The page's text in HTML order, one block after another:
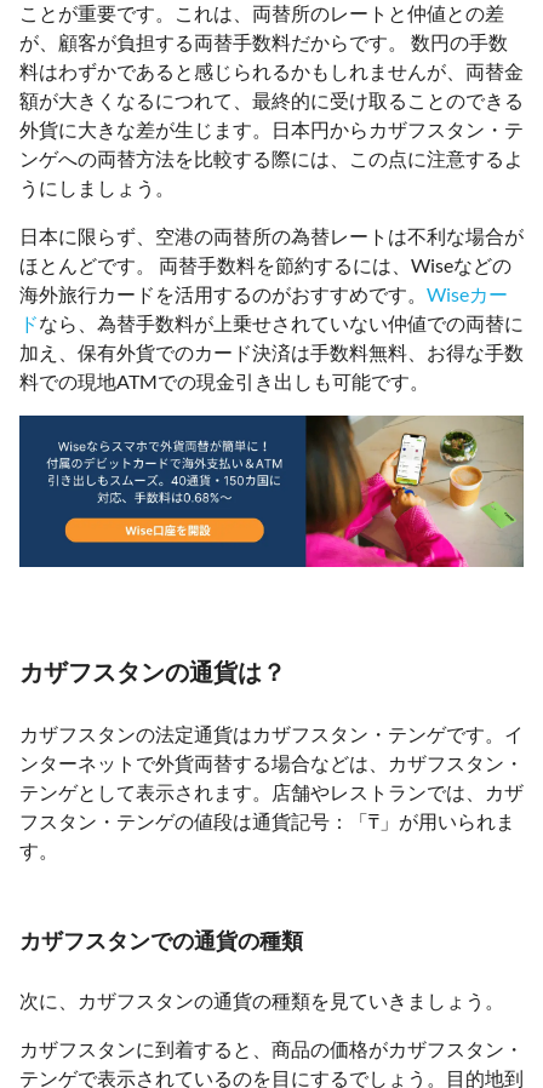
ことが重要です。これは、両替所のレートと仲値との差
が、顧客が負担する両替手数料だからです。 数円の手数
料はわずかであると感じられるかもしれませんが、両替金
額が大きくなるにつれて、最終的に受け取ることのできる
外貨に大きな差が生じます。日本円からカザフスタン・テ
ンゲへの両替方法を比較する際には、この点に注意するよ
うにしましょう。
日本に限らず、空港の両替所の為替レートは不利な場合が
ほとんどです。 両替手数料を節約するには、Wiseなどの
海外旅行カードを活用するのがおすすめです。 Wiseカー
ドなら、為替手数料が上乗せされていない仲値での両替に
加え、保有外貨でのカード決済は手数料無料、お得な手数
料での現地ATMでの現金引き出しも可能です。
カザフスタンの通貨は？
カザフスタンの法定通貨はカザフスタン・テンゲです。イ
ンターネットで外貨両替する場合などは、カザフスタン・
テンゲとして表示されます。店舗やレストランでは、カザ
フスタン・テンゲの値段は通貨記号：「₸」が用いられま
す。
カザフスタンでの通貨の種類
次に、カザフスタンの通貨の種類を見ていきましょう。
カザフスタンに到着すると、商品の価格がカザフスタン・
テンゲで表示されているのを目にするでしょう。目的地到